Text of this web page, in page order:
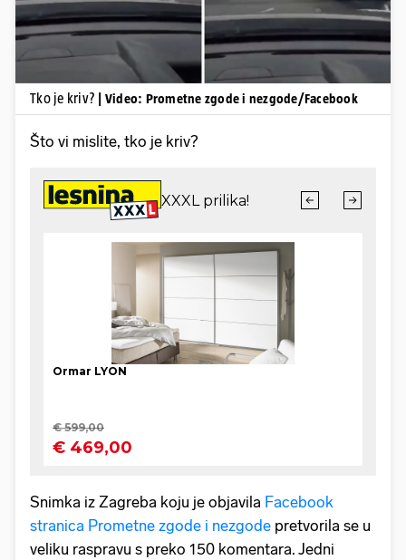
Tko je kriv? | Video: Prometne zgode i nezgode/Facebook
Što vi mislite, tko je kriv?
Snimka iz Zagreba koju je objavila Facebook
stranica Prometne zgode i nezgode pretvorila se u
veliku raspravu s preko 150 komentara. Jedni